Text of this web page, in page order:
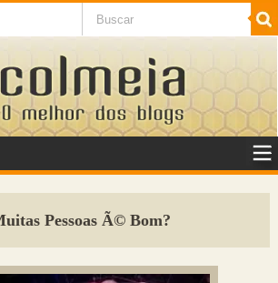
NotÃ­cias SaÃºde
Pessoas Ã© Bom?